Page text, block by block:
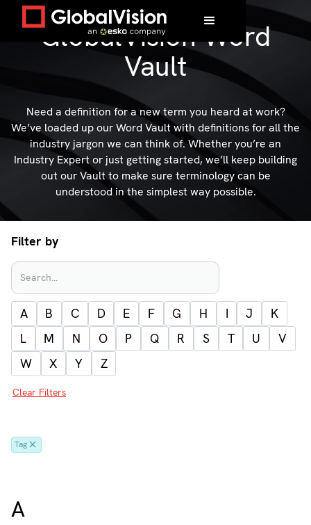
GlobalVision Word
Vault
Need a definition for a new term you heard at work?
We’ve loaded up our Word Vault with definitions for all the
industry jargon we can think of. Whether you’re an
Industry Expert or just getting started, we’ll keep building
out our Vault to make sure terminology can be
understood in the simplest way possible.
Filter by
A B C D E F G H I J
K
L
M N O P Q R S T U
V
W
X Y Z
Clear Filters
Tag
A